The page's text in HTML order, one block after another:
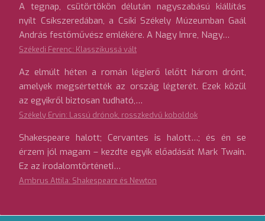
A tegnap, csütörtökön délután nagyszabású kiállítás
nyílt Csíkszeredában, a Csíki Székely Múzeumban Gaál
András festőművész emlékére. A Nagy Imre, Nagy…
Székedi Ferenc: Klasszikussá vált
Az elmúlt héten a román légierő lelőtt három drónt,
amelyek megsértették az ország légterét. Ezek közül
az egyikről biztosan tudható,…
Székely Ervin: Lassú drónok, rosszkedvű koboldok
Shakespeare halott; Cervantes is halott…; és én se
érzem jól magam – kezdte egyik előadását Mark Twain.
Ez az irodalomtörténeti…
Ambrus Attila: Shakespeare és Newton